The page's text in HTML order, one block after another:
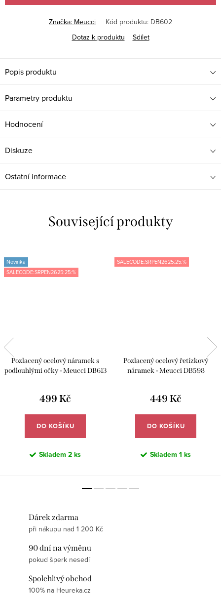
Značka: Meucci Kód produktu: DB602
Dotaz k produktu
Sdílet
Popis produktu
Parametry produktu
Hodnocení
Diskuze
Ostatní informace
Související produkty
Novinka
SALECODE:SRPEN2625:25:%
Pozlacený ocelový náramek s
podlouhlými očky - Meucci DB613
499 Kč
DO KOŠÍKU
Skladem 2 ks
SALECODE:SRPEN2625:25:%
Pozlacený ocelový řetízkový
náramek - Meucci DB598
449 Kč
DO KOŠÍKU
Skladem 1 ks
Dárek zdarma
při nákupu nad 1 200 Kč
90 dní na výměnu
pokud šperk nesedí
Spolehlivý obchod
100% na Heureka.cz